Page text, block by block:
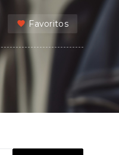
Favoritos